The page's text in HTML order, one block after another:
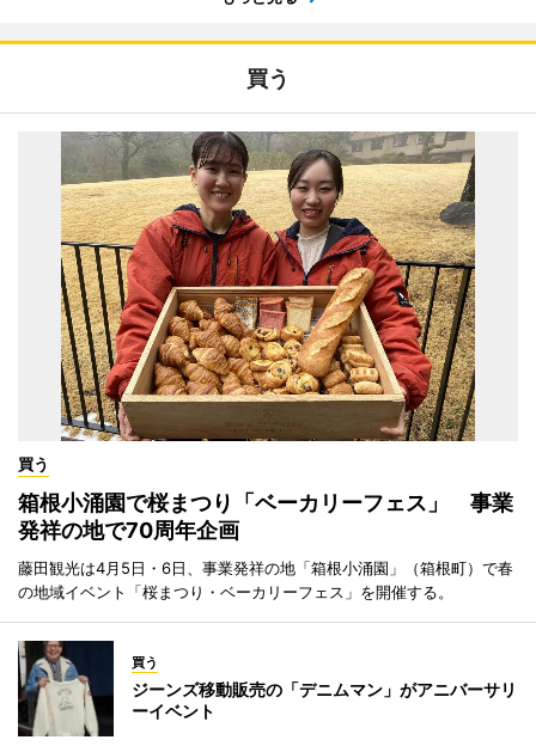
買う
買う
箱根小涌園で桜まつり「ベーカリーフェス」 事業
発祥の地で70周年企画
藤田観光は4月5日・6日、事業発祥の地「箱根小涌園」（箱根町）で春
の地域イベント「桜まつり・ベーカリーフェス」を開催する。
買う
ジーンズ移動販売の「デニムマン」がアニバーサリ
ーイベント